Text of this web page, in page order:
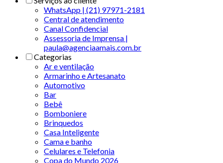
WhatsApp | (21) 97971-2181
Central de atendimento
Canal Confidencial
Assessoria de Imprensa |
paula@agenciaamais.com.br
Categorias
Ar e ventilação
Armarinho e Artesanato
Automotivo
Bar
Bebê
Bomboniere
Brinquedos
Casa Inteligente
Cama e banho
Celulares e Telefonia
Copa do Mundo 2026